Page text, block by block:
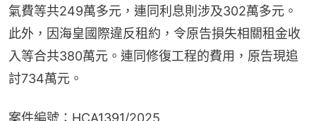
氣費等共249萬多元，連同利息則涉及302萬多元。
此外，因海皇國際違反租約，令原告損失相關租金收
入等合共380萬元。連同修復工程的費用，原告現追
討734萬元。
案件編號：HCA1391/2025